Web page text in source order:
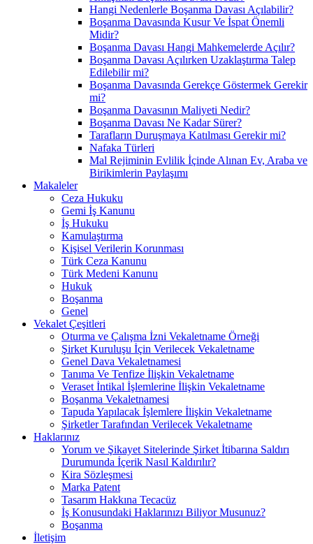
Hangi Nedenlerle Boşanma Davası Açılabilir?
Boşanma Davasında Kusur Ve İspat Önemli
Midir?
Boşanma Davası Hangi Mahkemelerde Açılır?
Boşanma Davası Açılırken Uzaklaştırma Talep
Edilebilir mi?
Boşanma Davasında Gerekçe Göstermek Gerekir
mi?
Boşanma Davasının Maliyeti Nedir?
Boşanma Davası Ne Kadar Sürer?
Tarafların Duruşmaya Katılması Gerekir mi?
Nafaka Türleri
Mal Rejiminin Evlilik İçinde Alınan Ev, Araba ve
Birikimlerin Paylaşımı
Makaleler
Ceza Hukuku
Gemi İş Kanunu
İş Hukuku
Kamulaştırma
Kişisel Verilerin Korunması
Türk Ceza Kanunu
Türk Medeni Kanunu
Hukuk
Boşanma
Genel
Vekalet Çeşitleri
Oturma ve Çalışma İzni Vekaletname Örneği
Şirket Kuruluşu İçin Verilecek Vekaletname
Genel Dava Vekaletnamesi
Tanıma Ve Tenfize İlişkin Vekaletname
Veraset İntikal İşlemlerine İlişkin Vekaletname
Boşanma Vekaletnamesi
Tapuda Yapılacak İşlemlere İlişkin Vekaletname
Şirketler Tarafından Verilecek Vekaletname
Haklarınız
Yorum ve Şikayet Sitelerinde Şirket İtibarına Saldırı
Durumunda İçerik Nasıl Kaldırılır?
Kira Sözleşmesi
Marka Patent
Tasarım Hakkına Tecacüz
İş Konusundaki Haklarınızı Biliyor Musunuz?
Boşanma
İletişim